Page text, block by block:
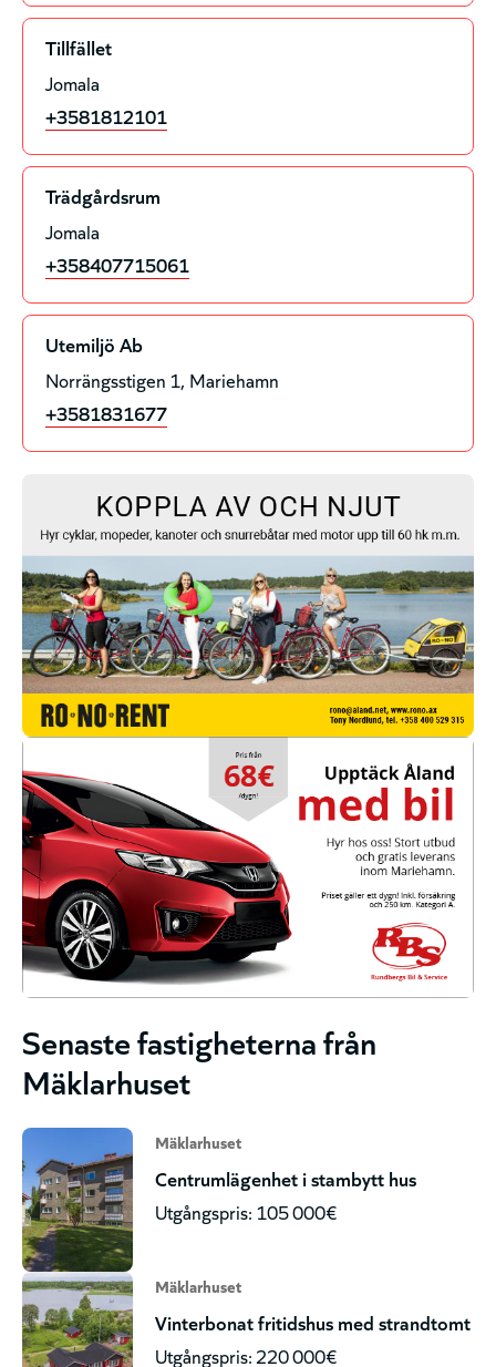
Tillfället
Jomala
+3581812101
Trädgårdsrum
Jomala
+358407715061
Utemiljö Ab
Norrängsstigen 1 Mariehamn
+3581831677
Senaste fastigheterna från
Mäklarhuset
Mäklarhuset
Centrumlägenhet i stambytt hus
Utgångspris: 105 000€
Mäklarhuset
Vinterbonat fritidshus med strandtomt
Utgångspris: 220 000€